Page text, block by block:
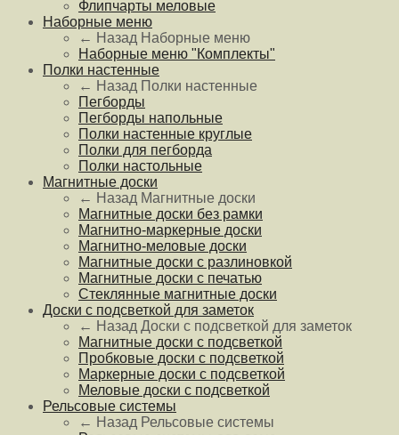
Флипчарты меловые
Наборные меню
← Назад Наборные меню
Наборные меню "Комплекты"
Полки настенные
← Назад Полки настенные
Пегборды
Пегборды напольные
Полки настенные круглые
Полки для пегборда
Полки настольные
Магнитные доски
← Назад Магнитные доски
Магнитные доски без рамки
Магнитно-маркерные доски
Магнитно-меловые доски
Магнитные доски с разлиновкой
Магнитные доски с печатью
Стеклянные магнитные доски
Доски с подсветкой для заметок
← Назад Доски с подсветкой для заметок
Магнитные доски с подсветкой
Пробковые доски с подсветкой
Маркерные доски с подсветкой
Меловые доски с подсветкой
Рельсовые системы
← Назад Рельсовые системы